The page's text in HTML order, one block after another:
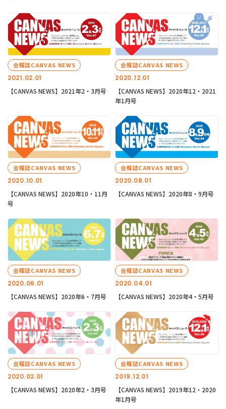
2021.02.01
会報誌CANVAS NEWS
【CANVAS NEWS】2021年2・3月号
2020.12.01
会報誌CANVAS NEWS
【CANVAS NEWS】2020年12・2021
年1月号
2020.10.01
会報誌CANVAS NEWS
【CANVAS NEWS】2020年10・11月
号
2020.08.01
会報誌CANVAS NEWS
【CANVAS NEWS】2020年8・9月号
2020.06.01
会報誌CANVAS NEWS
【CANVAS NEWS】2020年6・7月号
2020.04.01
会報誌CANVAS NEWS
【CANVAS NEWS】2020年4・5月号
2020.02.01
会報誌CANVAS NEWS
【CANVAS NEWS】2020年2・3月号
2019.12.01
会報誌CANVAS NEWS
【CANVAS NEWS】2019年12・2020
年1月号